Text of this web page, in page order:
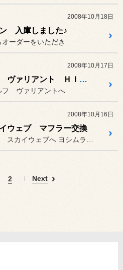
2008年10月18日
入庫しました♪
ーダーをいただき
2008年10月17日
ＶＷ ゴルフ ヴァリアント ＨＩＤ取り付け
ヴァリアントへ
2008年10月16日
ウェブ マフラー交換
2 Next